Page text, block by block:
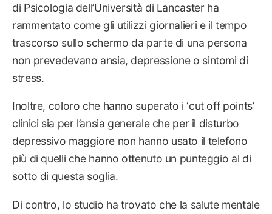
di Psicologia dell’Università di Lancaster ha
rammentato come gli utilizzi giornalieri e il tempo
trascorso sullo schermo da parte di una persona
non prevedevano ansia, depressione o sintomi di
stress.
Inoltre, coloro che hanno superato i ‘cut off points’
clinici sia per l’ansia generale che per il disturbo
depressivo maggiore non hanno usato il telefono
più di quelli che hanno ottenuto un punteggio al di
sotto di questa soglia.
Di contro, lo studio ha trovato che la salute mentale